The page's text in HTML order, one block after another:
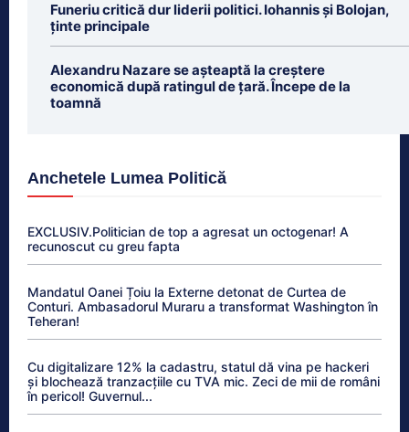
Funeriu critică dur liderii politici. Iohannis și Bolojan,
ținte principale
Alexandru Nazare se așteaptă la creștere
economică după ratingul de țară. Începe de la
toamnă
Anchetele Lumea Politică
EXCLUSIV.Politician de top a agresat un octogenar! A
recunoscut cu greu fapta
Mandatul Oanei Țoiu la Externe detonat de Curtea de
Conturi. Ambasadorul Muraru a transformat Washington în
Teheran!
Cu digitalizare 12% la cadastru, statul dă vina pe hackeri
și blochează tranzacțiile cu TVA mic. Zeci de mii de români
în pericol! Guvernul...